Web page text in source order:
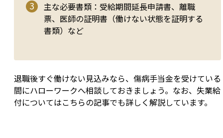
主な必要書類：受給期間延長申請書、離職
票、医師の証明書（働けない状態を証明する
書類）など
退職後すぐ働けない見込みなら、傷病手当金を受けている
間にハローワークへ相談しておきましょう。なお、失業給
付についてはこちらの記事でも詳しく解説しています。